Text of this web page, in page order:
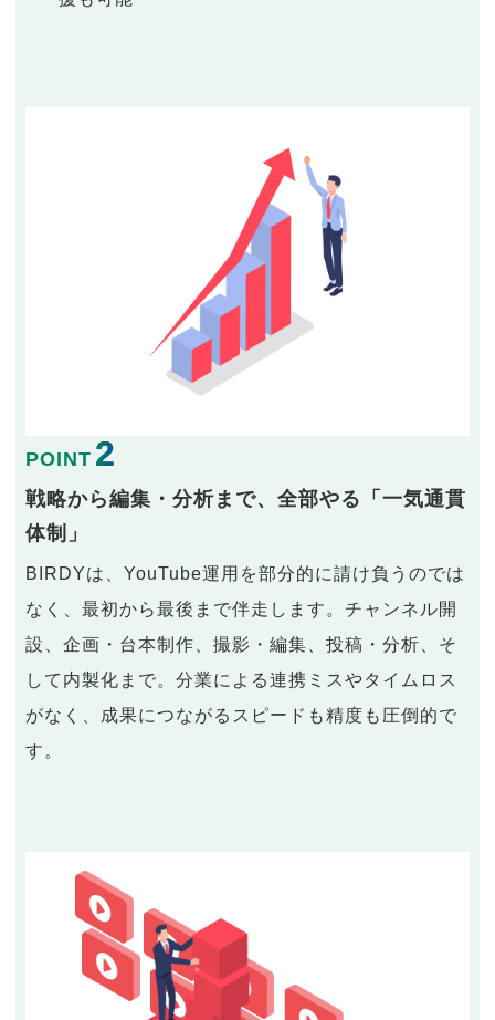
POINT 2
戦略から編集・分析まで、全部やる「一気通貫
体制」
BIRDYは、YouTube運用を部分的に請け負うのでは
なく、最初から最後まで伴走します。チャンネル開
設、企画・台本制作、撮影・編集、投稿・分析、そ
して内製化まで。分業による連携ミスやタイムロス
がなく、成果につながるスピードも精度も圧倒的で
す。